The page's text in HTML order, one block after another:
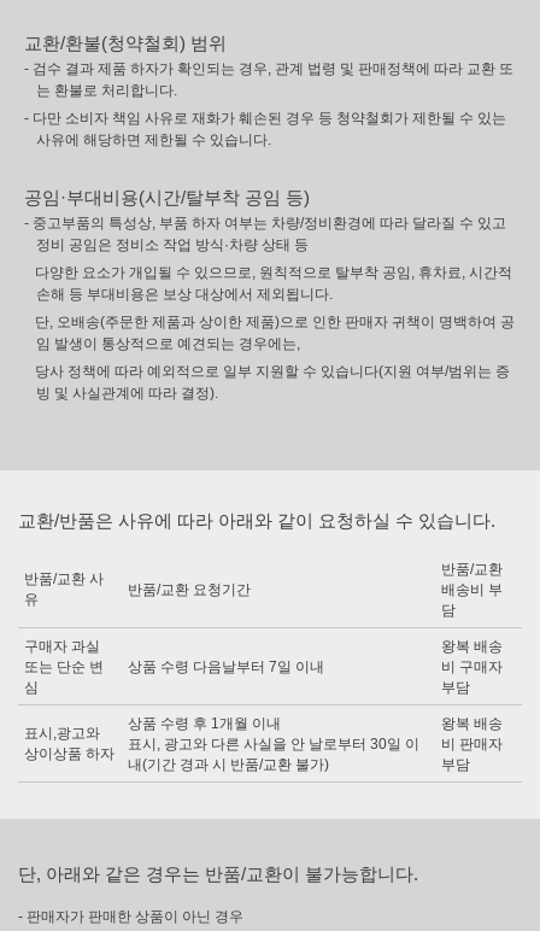
교환/환불(청약철회) 범위
- 검수 결과 제품 하자가 확인되는 경우, 관계 법령 및 판매정책에 따라 교환 또
는 환불로 처리합니다.
- 다만 소비자 책임 사유로 재화가 훼손된 경우 등 청약철회가 제한될 수 있는
사유에 해당하면 제한될 수 있습니다.
공임·부대비용(시간/탈부착 공임 등)
- 중고부품의 특성상, 부품 하자 여부는 차량/정비환경에 따라 달라질 수 있고
정비 공임은 정비소 작업 방식·차량 상태 등
다양한 요소가 개입될 수 있으므로, 원칙적으로 탈부착 공임, 휴차료, 시간적
손해 등 부대비용은 보상 대상에서 제외됩니다.
단, 오배송(주문한 제품과 상이한 제품)으로 인한 판매자 귀책이 명백하여 공
임 발생이 통상적으로 예견되는 경우에는,
당사 정책에 따라 예외적으로 일부 지원할 수 있습니다(지원 여부/범위는 증
빙 및 사실관계에 따라 결정).
교환/반품은 사유에 따라 아래와 같이 요청하실 수 있습니다.
반품/교환 사
유
반품/교환 요청기간
반품/교환
배송비 부
담
구매자 과실
또는 단순 변
심
상품 수령 다음날부터 7일 이내
왕복 배송
비 구매자
부담
표시,광고와
상이상품 하자
상품 수령 후 1개월 이내
표시, 광고와 다른 사실을 안 날로부터 30일 이
내(기간 경과 시 반품/교환 불가)
왕복 배송
비 판매자
부담
단, 아래와 같은 경우는 반품/교환이 불가능합니다.
- 판매자가 판매한 상품이 아닌 경우